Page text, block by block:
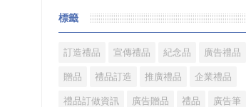
料壺才安全? PP材質的耐熱性和穩定性好
PC差一些。而PC製品比PP製品更美觀，但不
PC...
標籤
訂造禮品 宣傳禮品 紀念品 廣告禮品
贈品 禮品訂造 推廣禮品 企業禮品
禮品訂做資訊 廣告贈品 禮品 廣告筆